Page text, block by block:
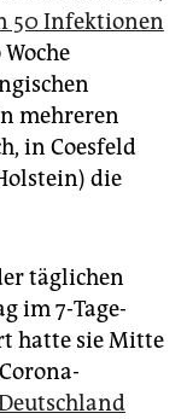
50 Infektionen
mehreren
in Coesfeld
die
täglichen
im 7-Tage-
hatte sie Mitte